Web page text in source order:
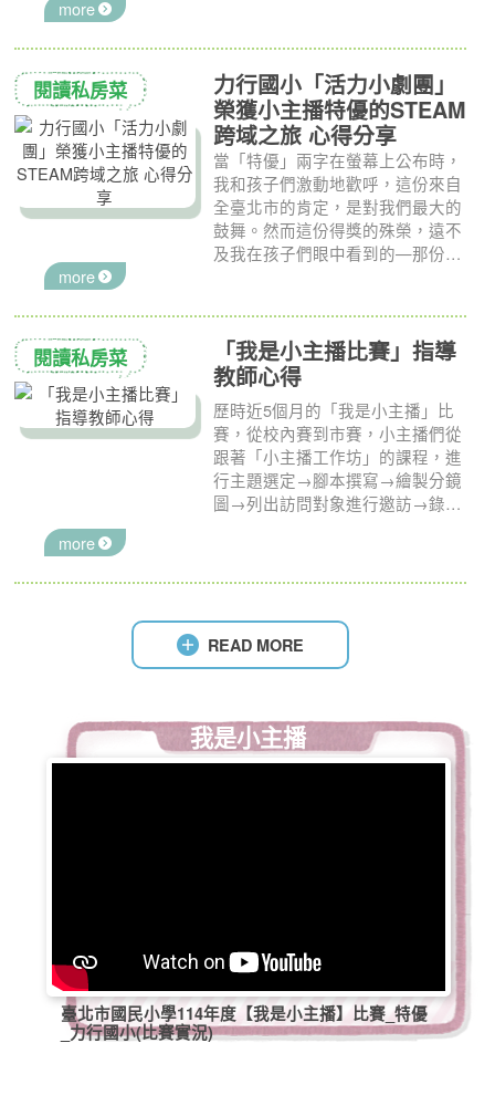
more
力行國小「活力小劇團」
榮獲小主播特優的STEAM
跨域之旅 心得分享
閱讀私房菜
當「特優」兩字在螢幕上公布時，
我和孩子們激動地歡呼，這份來自
全臺北市的肯定，是對我們最大的
鼓舞。然而這份得獎的殊榮，遠不
及我在孩子們眼中看到的—那份因
是一次比賽，更是一場關於勇氣、
適性發展與跨域學習的深刻實踐，
而這一切，都源自於我們學校一個
單純的信念：為孩子創造舞台。
more
「我是小主播比賽」指導
教師心得
閱讀私房菜
歷時近5個月的「我是小主播」比
賽，從校內賽到市賽，小主播們從
跟著「小主播工作坊」的課程，進
行主題選定→腳本撰寫→繪製分鏡
圖→列出訪問對象進行邀訪→錄製
more
READ MORE
我是小主播
臺北市國民小學114年度【我是小主播】比賽_特優
_力行國小(比賽實況)